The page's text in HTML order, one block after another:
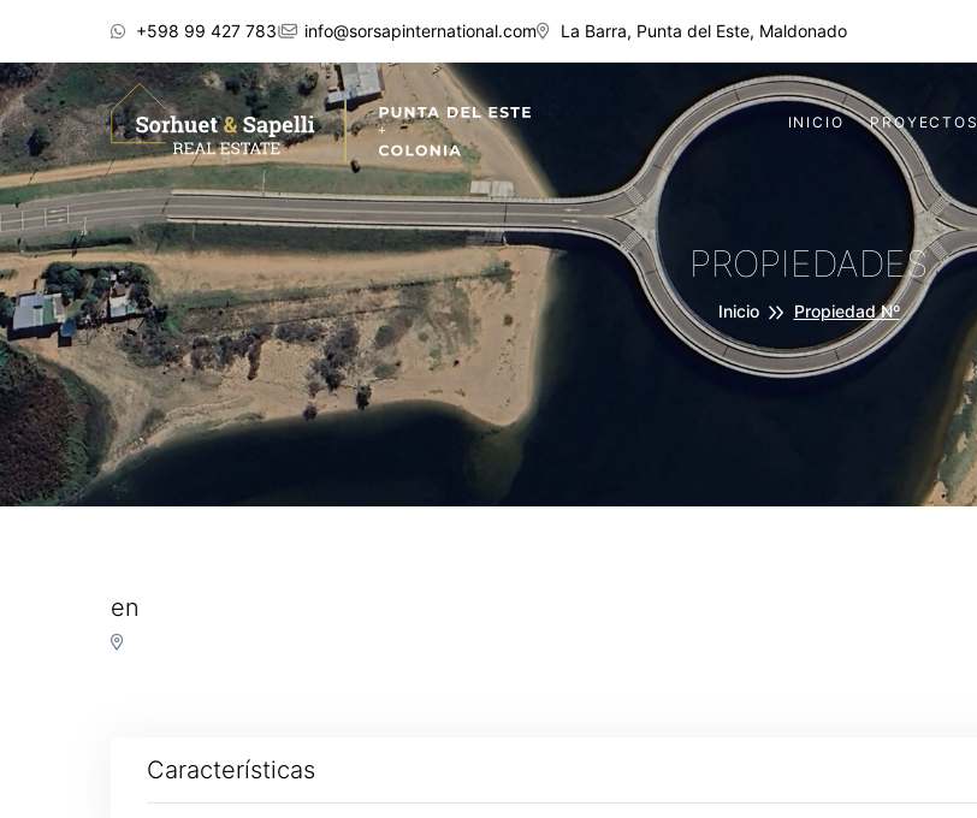
+598 99 427 783 info@sorsapinternational.com La Barra, Punta del Este, Maldonado
INICIO PROYECTOS
PROPIEDADES
Inicio Propiedad Nº
en
Características